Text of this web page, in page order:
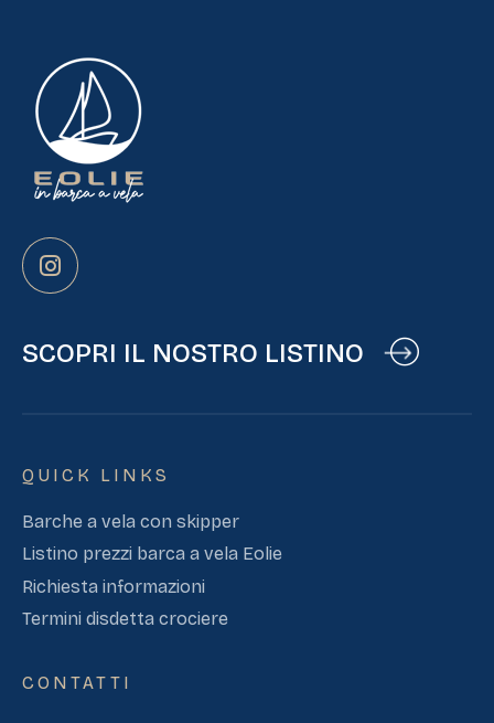
SCOPRI IL NOSTRO LISTINO
QUICK LINKS
Barche a vela con skipper
Listino prezzi barca a vela Eolie
Richiesta informazioni
Termini disdetta crociere
CONTATTI